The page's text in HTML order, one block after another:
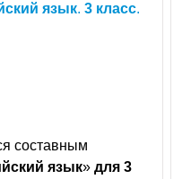
язык.3 класс.
составным
язык»для 3